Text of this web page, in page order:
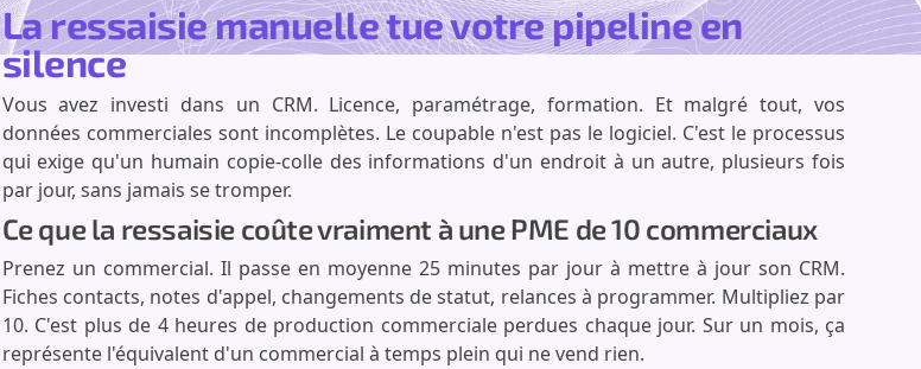
La ressaisie manuelle tue votre pipeline en
silence
Vous avez investi dans un CRM. Licence, paramétrage, formation. Et malgré tout, vos
données commerciales sont incomplètes. Le coupable n'est pas le logiciel. C'est le processus
qui exige qu'un humain copie-colle des informations d'un endroit à un autre, plusieurs fois
par jour, sans jamais se tromper.
Ce que la ressaisie coûte vraiment à une PME de 10 commerciaux
Prenez un commercial. Il passe en moyenne 25 minutes par jour à mettre à jour son CRM.
Fiches contacts, notes d'appel, changements de statut, relances à programmer. Multipliez par
10. C'est plus de 4 heures de production commerciale perdues chaque jour. Sur un mois, ça
représente l'équivalent d'un commercial à temps plein qui ne vend rien.